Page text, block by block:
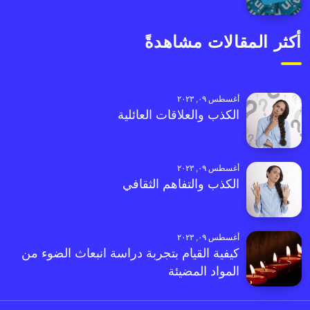
أكثر المقالات مشاهدةً
أغسطس ٠٩, ٢٠٢٣
الكذب والعلاقات العائلية
أغسطس ٠٩, ٢٠٢٣
الكذب والتفاهم الثقافي
أغسطس ٠٩, ٢٠٢٣
كيفية القيام بتجربة دراسة انبعاث الضوء من
المواد المضيئة